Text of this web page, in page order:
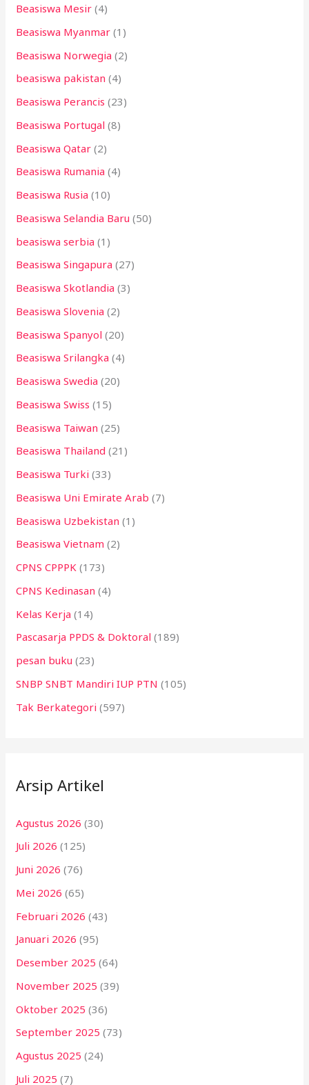
Beasiswa Mesir (4)
Beasiswa Myanmar (1)
Beasiswa Norwegia (2)
beasiswa pakistan (4)
Beasiswa Perancis (23)
Beasiswa Portugal (8)
Beasiswa Qatar (2)
Beasiswa Rumania (4)
Beasiswa Rusia (10)
Beasiswa Selandia Baru (50)
beasiswa serbia (1)
Beasiswa Singapura (27)
Beasiswa Skotlandia (3)
Beasiswa Slovenia (2)
Beasiswa Spanyol (20)
Beasiswa Srilangka (4)
Beasiswa Swedia (20)
Beasiswa Swiss (15)
Beasiswa Taiwan (25)
Beasiswa Thailand (21)
Beasiswa Turki (33)
Beasiswa Uni Emirate Arab (7)
Beasiswa Uzbekistan (1)
Beasiswa Vietnam (2)
CPNS CPPPK (173)
CPNS Kedinasan (4)
Kelas Kerja (14)
Pascasarja PPDS & Doktoral (189)
pesan buku (23)
SNBP SNBT Mandiri IUP PTN (105)
Tak Berkategori (597)
Arsip Artikel
Agustus 2026 (30)
Juli 2026 (125)
Juni 2026 (76)
Mei 2026 (65)
Februari 2026 (43)
Januari 2026 (95)
Desember 2025 (64)
November 2025 (39)
Oktober 2025 (36)
September 2025 (73)
Agustus 2025 (24)
Juli 2025 (7)